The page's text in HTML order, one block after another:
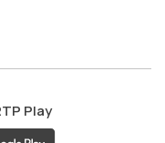
ao
Play